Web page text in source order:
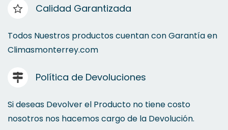
Calidad Garantizada
Todos Nuestros productos cuentan con Garantía en
Climasmonterrey.com
Política de Devoluciones
Si deseas Devolver el Producto no tiene costo
nosotros nos hacemos cargo de la Devolución.